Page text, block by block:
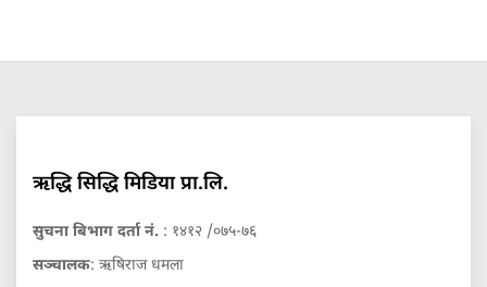
ऋद्धि सिद्धि मिडिया प्रा.लि.
सुचना बिभाग दर्ता नं. : १४१२ /०७५-७६
सञ्चालक: ऋषिराज धमला